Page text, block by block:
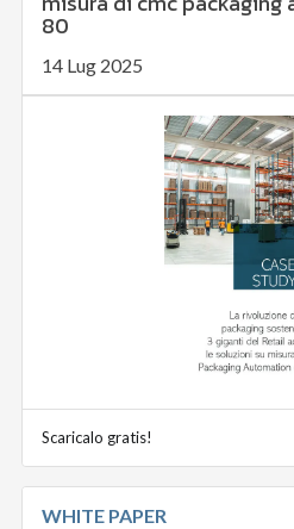
80
14 Lug 2025
Scaricalo gratis!
WHITE PAPER